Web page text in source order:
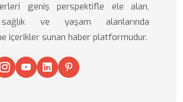
geniş perspektifle ele alan,
ve yaşam alanlarında
içerikler sunan haber platformudur.